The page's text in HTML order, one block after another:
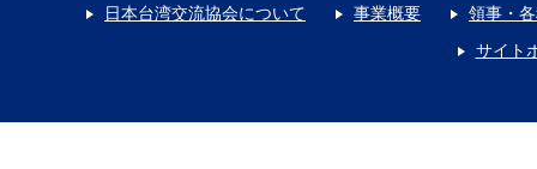
日本台湾交流協会について 事業概要 領事・
サイト